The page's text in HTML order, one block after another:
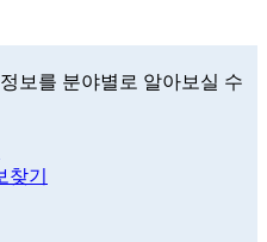
보를 분야별로 알아보실 수
기